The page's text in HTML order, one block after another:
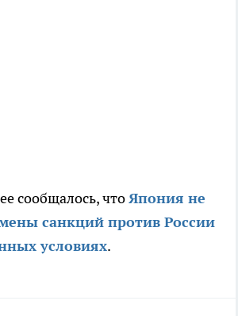
сообщалось, чтоЯпония не
санкций против России
условиях.